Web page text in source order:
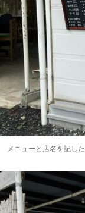
メニューと店名を記し